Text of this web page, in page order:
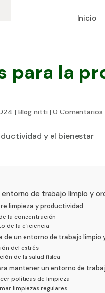
Inicio
para la
|Blog nitti |0 Comentarios
entorno de trabajo limpio y
limpieza y productividad
la concentración
de la eficiencia
de un entorno de trabajo limpio
del estrés
de la salud física
mantener un entorno de
políticas de limpieza
limpiezas regulares